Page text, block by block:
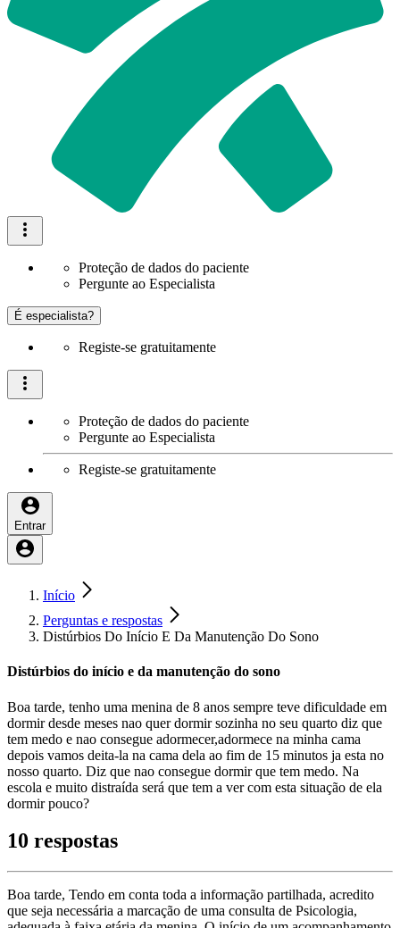
Proteção de dados do paciente
Pergunte ao Especialista
É especialista?
Registe-se gratuitamente
Proteção de dados do paciente
Pergunte ao Especialista
Registe-se gratuitamente
Entrar
Início
Perguntas e respostas
Distúrbios Do Início E Da Manutenção Do Sono
Distúrbios do início e da manutenção do sono
Boa tarde, tenho uma menina de 8 anos sempre teve dificuldade em
dormir desde meses nao quer dormir sozinha no seu quarto diz que
tem medo e nao consegue adormecer,adormece na minha cama
depois vamos deita-la na cama dela ao fim de 15 minutos ja esta no
nosso quarto. Diz que nao consegue dormir que tem medo. Na
escola e muito distraída será que tem a ver com esta situação de ela
dormir pouco?
10 respostas
Boa tarde, Tendo em conta toda a informação partilhada, acredito
que seja necessária a marcação de uma consulta de Psicologia,